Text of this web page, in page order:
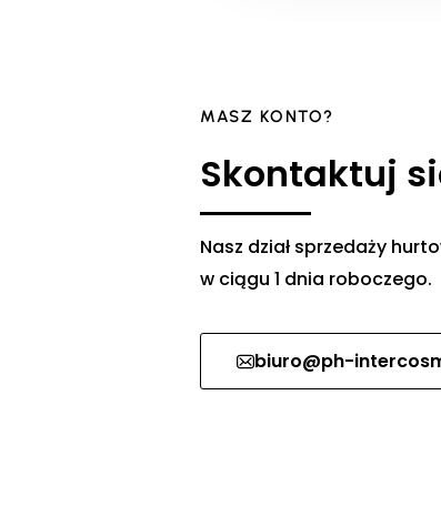
MASZ KONTO?
Skontaktuj
Nasz dział sprzedaży
w ciągu 1 dnia roboczego.
biuro@ph-